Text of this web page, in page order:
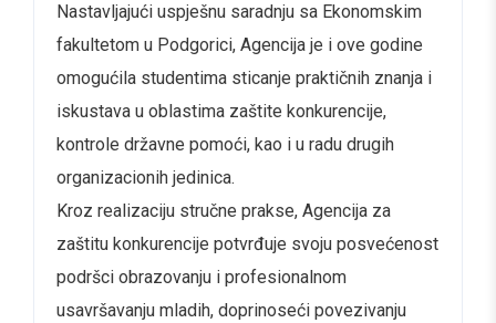
Nastavljajući uspješnu saradnju sa Ekonomskim
fakultetom u Podgorici, Agencija je i ove godine
omogućila studentima sticanje praktičnih znanja i
iskustava u oblastima zaštite konkurencije,
kontrole državne pomoći, kao i u radu drugih
organizacionih jedinica.
Kroz realizaciju stručne prakse, Agencija za
zaštitu konkurencije potvrđuje svoju posvećenost
podršci obrazovanju i profesionalnom
usavršavanju mladih, doprinoseći povezivanju